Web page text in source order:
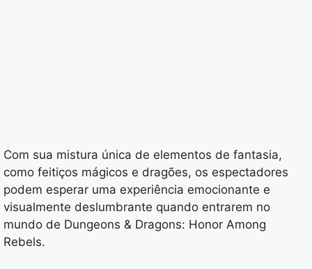
Com sua mistura única de elementos de fantasia,
como feitiços mágicos e dragões, os espectadores
podem esperar uma experiência emocionante e
visualmente deslumbrante quando entrarem no
mundo de Dungeons & Dragons: Honor Among
Rebels.